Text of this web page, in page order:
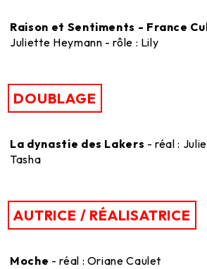
Raison et Sentiments - France
Juliette Heymann - rôle : Lily
DOUBLAGE
La dynastie des Lakers - réal :
Tasha
AUTRICE / RÉALISATRICE
Moche - réal : Oriane Caulet